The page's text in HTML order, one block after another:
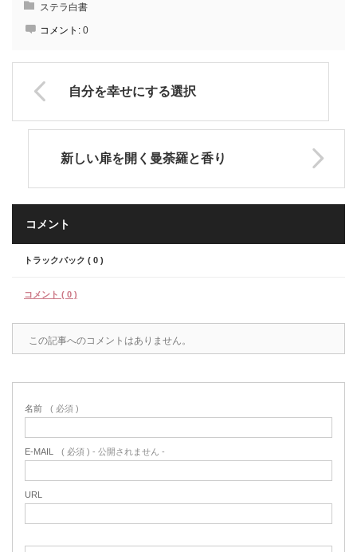
ステラ白書
コメント: 0
自分を幸せにする選択
新しい扉を開く曼荼羅と香り
コメント
トラックバック ( 0 )
コメント ( 0 )
この記事へのコメントはありません。
名前 ( 必須 )
E-MAIL ( 必須 ) - 公開されません -
URL